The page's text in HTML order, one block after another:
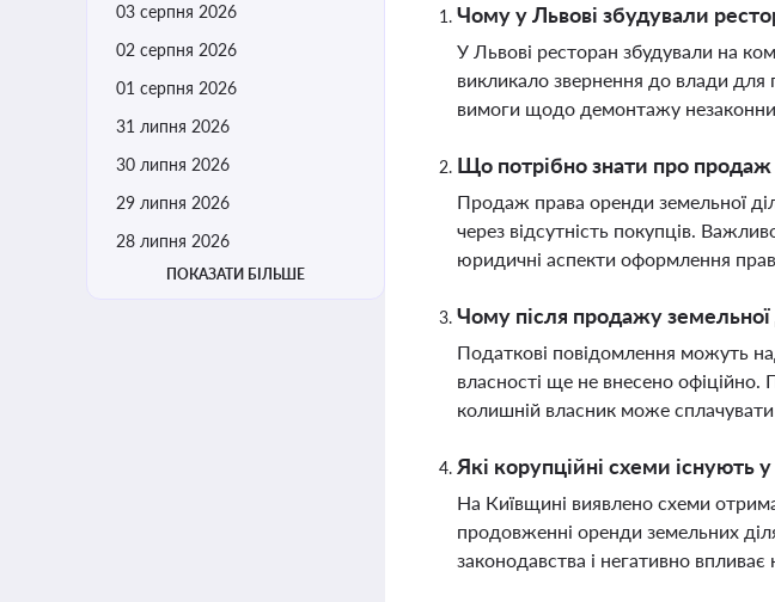
03 серпня 2026
02 серпня 2026
01 серпня 2026
31 липня 2026
30 липня 2026
29 липня 2026
28 липня 2026
ПОКАЗАТИ БІЛЬШЕ
Чому у Львові збудували
У Львові ресторан збудували на
викликало звернення до влади для
вимоги щодо демонтажу
Що потрібно знати про продаж
Продаж права оренди земельної
через відсутність покупців.
юридичні аспекти оформлення
Чому після продажу
Податкові повідомлення можуть
власності ще не внесено
колишній власник може
Які корупційні схеми існують
На Київщині виявлено схеми
продовженні оренди земельних
законодавства і негативно